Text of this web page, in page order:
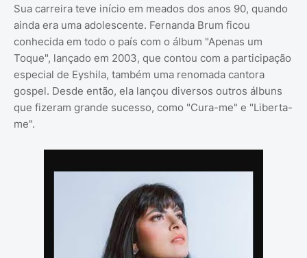
Sua carreira teve início em meados dos anos 90, quando
ainda era uma adolescente. Fernanda Brum ficou
conhecida em todo o país com o álbum "Apenas um
Toque", lançado em 2003, que contou com a participação
especial de Eyshila, também uma renomada cantora
gospel. Desde então, ela lançou diversos outros álbuns
que fizeram grande sucesso, como "Cura-me" e "Liberta-
me".